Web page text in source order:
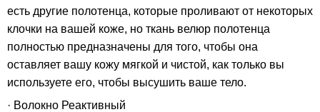
есть другие полотенца, которые проливают от некоторых
клочки на вашей коже, но ткань велюр полотенца
полностью предназначены для того, чтобы она
оставляет вашу кожу мягкой и чистой, как только вы
используете его, чтобы высушить ваше тело.
· Волокно Реактивный